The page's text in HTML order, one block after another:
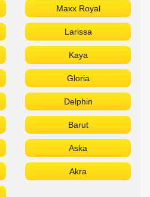
Barut
Aska
Akra
Египта
в лучших отелях